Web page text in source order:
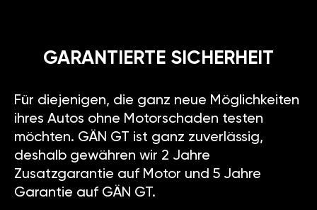
GARANTIERTE SICHERHEIT
Für diejenigen, die ganz neue Möglichkeiten
ihres Autos ohne Motorschaden testen
möchten. GÄN GT ist ganz zuverlässig,
deshalb gewähren wir 2 Jahre
Zusatzgarantie auf Motor und 5 Jahre
Garantie auf GÄN GT.